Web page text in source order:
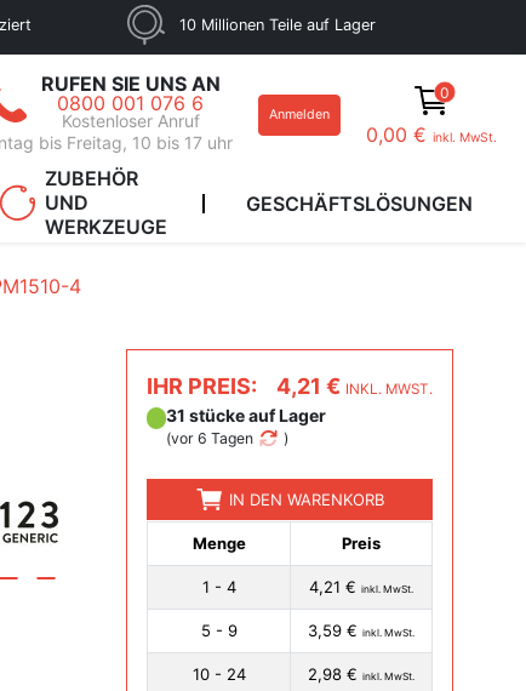
10 Millionen Teile auf Lager
RUFEN SIE UNS AN
0800 001 076 6
Kostenloser Anruf
bis Freitag, 10 bis 17 uhr
Anmelden
0
0,00 € inkl. MwSt.
ZUBEHÖR
UND
WERKZEUGE
GESCHÄFTSLÖSUNGEN
4
IHR PREIS: 4,21 € INKL. MWST.
31 stücke auf Lager
(vor 6 Tagen )
IN DEN WARENKORB
Menge Preis
1 - 4 4,21 € inkl. MwSt.
5 - 9 3,59 € inkl. MwSt.
10 - 24 2,98 € inkl. MwSt.